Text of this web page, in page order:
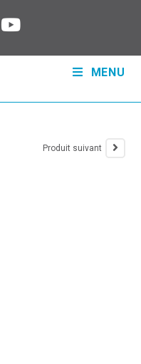
MENU
Produit suivant